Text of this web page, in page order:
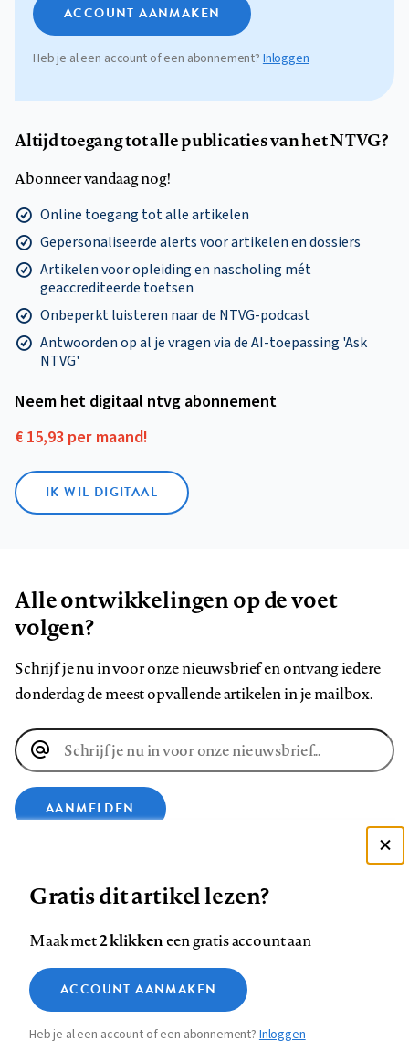
ACCOUNT AANMAKEN
Heb je al een account of een abonnement?Inloggen
Altijd toegang tot alle publicaties van het NTVG?
Abonneer vandaag nog!
Online toegang tot alle artikelen
Gepersonaliseerde alerts voor artikelen en dossiers
Artikelen voor opleiding en nascholing mét
geaccrediteerde toetsen
Onbeperkt luisteren naar de NTVG-podcast
Antwoorden op al je vragen via de AI-toepassing 'Ask
NTVG'
Neem het digitaal ntvg abonnement
€ 15,93 per maand!
IK WIL DIGITAAL
Alle ontwikkelingen op de voet
volgen?
Schrijf je nu in voor onze nieuwsbrief en ontvang iedere
donderdag de meest opvallende artikelen in je mailbox.
E-
mailadres
AANMELDEN
op
Facebook
op
LinkedIn
op
Bluesky
ons
op
InstagramYouTube
Footer
Contact Colofon Disclaimer Privacy
Medische vragen verdienen
betrouwbare antwoorden
Zie onze cookie policy
Analytische cookies
Marketing cookies
Gratis dit artikel lezen?
Maak met2 klikkeneen gratis account aan
ACCOUNT AANMAKEN
Heb je al een account of een abonnement?Inloggen